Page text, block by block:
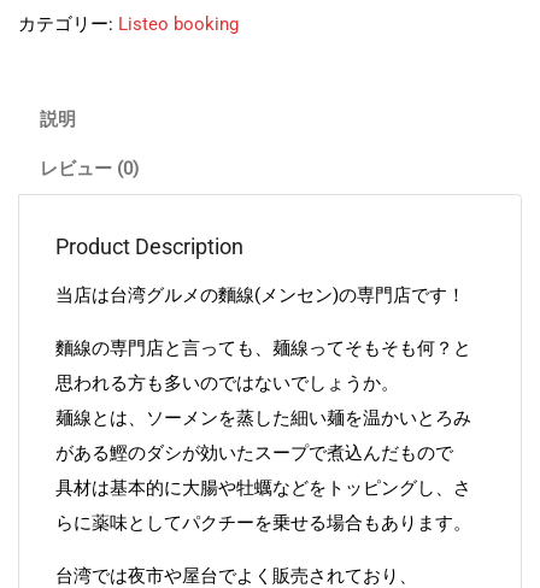
カテゴリー: Listeo booking
説明
レビュー (0)
Product Description
当店は台湾グルメの麵線(メンセン)の専門店です！
麵線の専門店と言っても、麺線ってそもそも何？と
思われる方も多いのではないでしょうか。
麺線とは、ソーメンを蒸した細い麺を温かいとろみ
がある鰹のダシが効いたスープで煮込んだもので
具材は基本的に大腸や牡蠣などをトッピングし、さ
らに薬味としてパクチーを乗せる場合もあります。
台湾では夜市や屋台でよく販売されており、